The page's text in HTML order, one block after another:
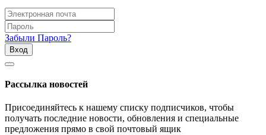
Забыли Пароль?
Вход
Рассылка новостей
Присоединяйтесь к нашему списку подписчиков, чтобы
получать последние новости, обновления и специальные
предложения прямо в свой почтовый ящик